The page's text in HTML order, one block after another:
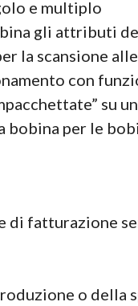
e multiplo
gli attributi
la scansione
con
su
per le
fatturazione
o della